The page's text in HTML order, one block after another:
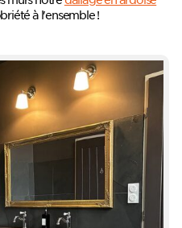
à l'ensemble !